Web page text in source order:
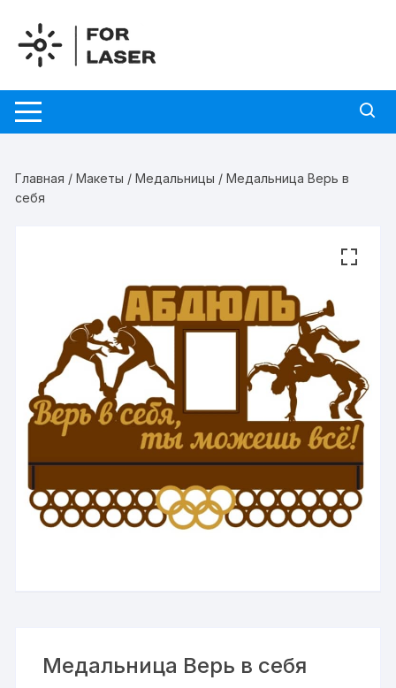
содержимому
Главная /Макеты /Медальницы / Медальница Верь в
себя
Медальница Верь в себя